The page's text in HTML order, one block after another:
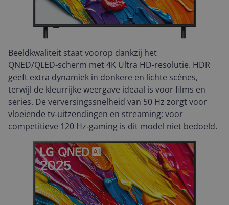
Beeldkwaliteit staat voorop dankzij het
QNED/QLED‑scherm met 4K Ultra HD-resolutie. HDR
geeft extra dynamiek in donkere en lichte scènes,
terwijl de kleurrijke weergave ideaal is voor films en
series. De verversingssnelheid van 50 Hz zorgt voor
vloeiende tv‑uitzendingen en streaming; voor
competitieve 120 Hz‑gaming is dit model niet bedoeld.